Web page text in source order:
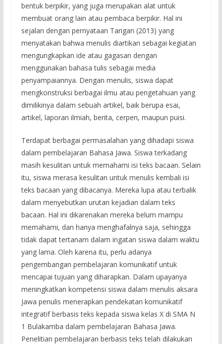
bentuk berpikir, yang juga merupakan alat untuk
membuat orang lain atau pembaca berpikir. Hal ini
sejalan dengan pernyataan Tarigan (2013) yang
menyatakan bahwa menulis diartikan sebagai kegiatan
mengungkapkan ide atau gagasan dengan
menggunakan bahasa tulis sebagai media
penyampaiannya. Dengan menulis, siswa dapat
mengkonstruksi berbagai ilmu atau pengetahuan yang
dimilikinya dalam sebuah artikel, baik berupa esai,
artikel, laporan ilmiah, berita, cerpen, maupun puisi.
Terdapat berbagai permasalahan yang dihadapi siswa
dalam pembelajaran Bahasa Jawa. Siswa terkadang
masih kesulitan untuk memahami isi teks bacaan. Selain
itu, siswa merasa kesulitan untuk menulis kembali isi
teks bacaan yang dibacanya. Mereka lupa atau terbalik
dalam menyebutkan urutan kejadian dalam teks
bacaan. Hal ini dikarenakan mereka belum mampu
memahami, dan hanya menghafalnya saja, sehingga
tidak dapat tertanam dalam ingatan siswa dalam waktu
yang lama. Oleh karena itu, perlu adanya
pengembangan pembelajaran komunikatif untuk
mencapai tujuan yang diharapkan. Dalam upayanya
meningkatkan kompetensi siswa dalam menulis aksara
Jawa penulis menerapkan pendekatan komunikatif
integratif berbasis teks kepada siswa kelas X di SMA N
1 Bulakamba dalam pembelajaran Bahasa Jawa.
Penelitian pembelajaran berbasis teks telah dilakukan